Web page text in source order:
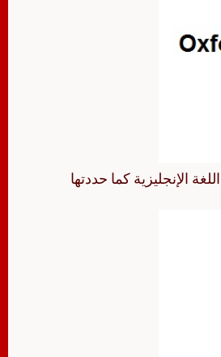
في اللغة الإنجليزية كما حددتها